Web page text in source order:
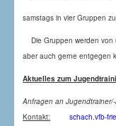
samstags in vier Gruppen
Die Gruppen werden von
aber auch gerne entgegen
Aktuelles zum
Anfragen an
Kontakt:
schach.vfb-